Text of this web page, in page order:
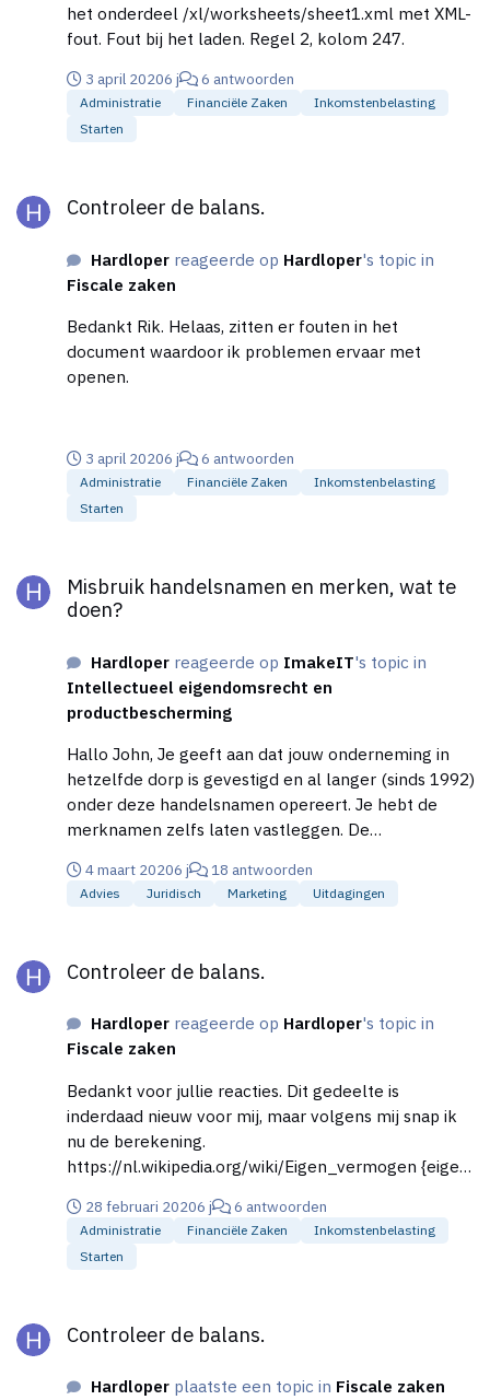
het onderdeel /xl/worksheets/sheet1.xml met XML-
fout. Fout bij het laden. Regel 2, kolom 247.
3 april 20206 j 6 antwoorden
Administratie Financiële Zaken
Inkomstenbelasting
Starten
Controleer de balans.
Hardloper reageerde op Hardloper's topic in
Fiscale zaken
Bedankt Rik. Helaas, zitten er fouten in het
document waardoor ik problemen ervaar met
openen.
3 april 20206 j 6 antwoorden
Administratie Financiële Zaken
Inkomstenbelasting
Starten
Misbruik handelsnamen en merken, wat te
doen?
Hardloper reageerde op ImakeIT's topic in
Intellectueel eigendomsrecht en
productbescherming
Hallo John, Je geeft aan dat jouw onderneming in
hetzelfde dorp is gevestigd en al langer (sinds 1992)
onder deze handelsnamen opereert. Je hebt de
merknamen zelfs laten vastleggen. De
jouw concurrent. Kans op verwarring is groot en het
is aannemelijk dat de andere partij van jouw bestaan
vorderen middels een rechtszaak.
4 maart 20206 j 18 antwoorden
Advies Juridisch Marketing Uitdagingen
Controleer de balans.
Hardloper reageerde op Hardloper's topic in
Fiscale zaken
Bedankt voor jullie reacties. Dit gedeelte is
inderdaad nieuw voor mij, maar volgens mij snap ik
nu de berekening.
https://nl.wikipedia.org/wiki/Eigen_vermogen {eigen
(2997 + 837) - 1946 = 1889 Als ik dit bedrag invul bij
Passiva -> eigen vermogen is de melding
verdwenen. Ik probeer de aangifte eerst zelfstandig
28 februari 20206 j 6 antwoorden
Administratie Financiële Zaken
Inkomstenbelasting
Starten
Controleer de balans.
Hardloper plaatste een topic in Fiscale zaken